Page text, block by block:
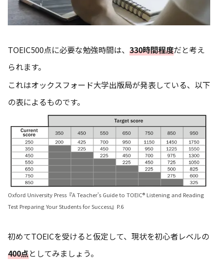
TOEIC500点に必要な勉強時間は、 330時間程度だと考え
られます。
これはオックスフォード大学出版局が発表している、以下
の表によるものです。
Oxford University Press『A Teacher’s Guide to TOEIC® Listening and Reading
Test Preparing Your Students for Success』P.6
初めてTOEICを受けると仮定して、現状を初心者レベルの
400点としてみましょう。